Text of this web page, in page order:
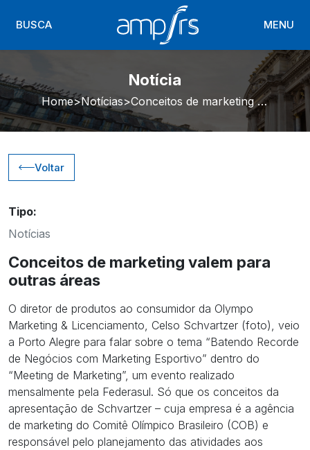
BUSCA MENU
Notícia
Home Notícias Conceitos de marketing valem para outras áreas
Voltar
Tipo:
Notícias
Conceitos de marketing valem para
outras áreas
O diretor de produtos ao consumidor da Olympo
Marketing & Licenciamento, Celso Schvartzer (foto), veio
a Porto Alegre para falar sobre o tema “Batendo Recorde
de Negócios com Marketing Esportivo” dentro do
“Meeting de Marketing”, um evento realizado
mensalmente pela Federasul. Só que os conceitos da
apresentação de Schvartzer – cuja empresa é a agência
de marketing do Comitê Olímpico Brasileiro (COB) e
responsável pelo planejamento das atividades aos